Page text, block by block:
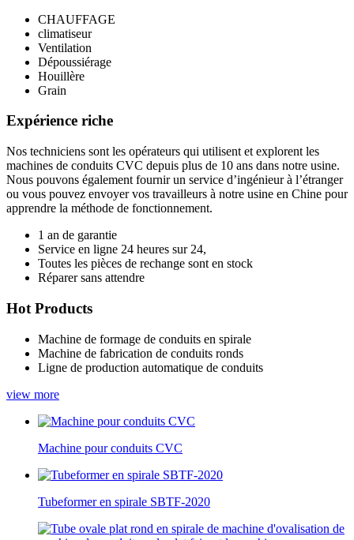
CHAUFFAGE
climatiseur
Ventilation
Dépoussiérage
Houillère
Grain
Expérience riche
Nos techniciens sont les opérateurs qui utilisent et explorent les
machines de conduits CVC depuis plus de 10 ans dans notre usine.
Nous pouvons également fournir un service d’ingénieur à l’étranger
ou vous pouvez envoyer vos travailleurs à notre usine en Chine pour
apprendre la méthode de fonctionnement.
1 an de garantie
Service en ligne 24 heures sur 24,
Toutes les pièces de rechange sont en stock
Réparer sans attendre
Hot Products
Machine de formage de conduits en spirale
Machine de fabrication de conduits ronds
Ligne de production automatique de conduits
view more
Machine pour conduits CVC
Tubeformer en spirale SBTF-2020